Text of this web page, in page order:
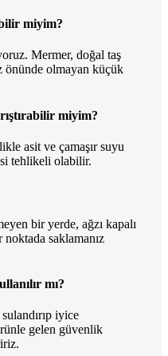
miyim?
Mermer, doğal taş
önünde olmayan küçük
miyim?
asit ve çamaşır suyu
tehlikeli olabilir.
bir yerde, ağzı kapalı
noktada saklamanız
mı?
iyice
gelen güvenlik